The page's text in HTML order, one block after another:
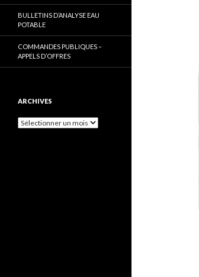
BULLETINS D’ANALYSE EAU
POTABLE
COMMANDES PUBLIQUES –
APPELS D’OFFRES
ARCHIVES
Archives